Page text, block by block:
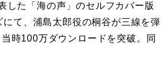
た「海の声」のセルフカバー版
て、浦島太郎役の桐谷が三線を弾
時100万ダウンロードを突破。同